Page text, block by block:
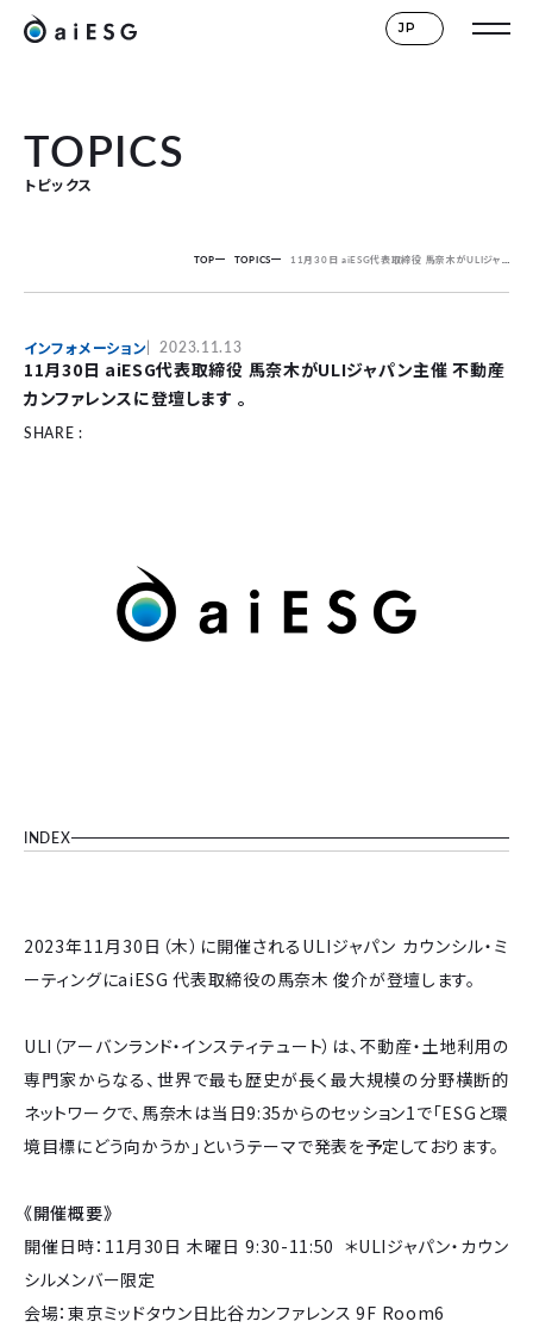
JP
TOPICS
トピックス
TOP TOPICS 11月30日 aiESG代表取締役 馬奈木がULIジャパン主催 不動産カンファレンスに登壇します 。
インフォメーション 2023.11.13
11月30日 aiESG代表取締役 馬奈木がULIジャパン主催 不動産
カンファレンスに登壇します 。
SHARE :
INDEX
2023年11月30日（木）に開催されるULIジャパン カウンシル・ミ
ーティングにaiESG 代表取締役の馬奈木 俊介が登壇します。
ULI（アーバンランド・インスティテュート）は、不動産・土地利用の
専門家からなる、世界で最も歴史が長く最大規模の分野横断的
ネットワークで、馬奈木は当日9:35からのセッション1で「ESGと環
境目標にどう向かうか」というテーマで発表を予定しております。
《開催概要》
開催日時：11月30日 木曜日 9:30-11:50 ＊ULIジャパン・カウン
シルメンバー限定
会場：東京ミッドタウン日比谷カンファレンス 9F Room6